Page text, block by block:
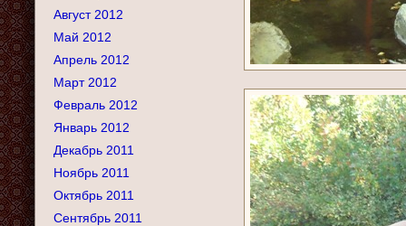
Август 2012
Май 2012
Апрель 2012
Март 2012
Февраль 2012
Январь 2012
Декабрь 2011
Ноябрь 2011
Октябрь 2011
Сентябрь 2011